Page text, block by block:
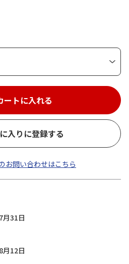
ートに入れる
入りに登録する
お問い合わせはこちら
月31日
月12日